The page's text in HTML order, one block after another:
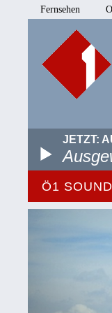
Fernsehen
JETZT:
Ö1 SOUND